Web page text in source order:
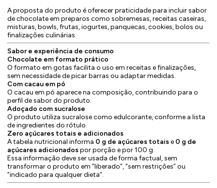
A proposta do produto é oferecer praticidade para incluir sabor
de chocolate em preparos como sobremesas, receitas caseiras,
misturas, bowls, frutas, iogurtes, panquecas, cookies, bolos ou
finalizações culinárias.
Sabor e experiência de consumo
Chocolate em formato prático
O formato em gotas facilita o uso em receitas e finalizações,
sem necessidade de picar barras ou adaptar medidas.
Com cacau em pó
O cacau em pó aparece na composição, contribuindo para o
perfil de sabor do produto.
Adoçado com sucralose
O produto utiliza sucralose como edulcorante, conforme a lista
de ingredientes do rótulo.
Zero açúcares totais e adicionados
A tabela nutricional informa 0 g de açúcares totaise 0 g de
açúcares adicionadospor porção e por 100 g.
Essa informação deve ser usada de forma factual, sem
transformar o produto em “liberado”, “sem restrições” ou
“indicado para qualquer dieta”.